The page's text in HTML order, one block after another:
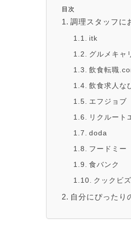
目次
調理スタッフに
itk
グルメキャ
飲食転職
飲食求人な
エフジョブ
リクルート
doda
フードミー
食バンク
クックビズ
自分にぴったり